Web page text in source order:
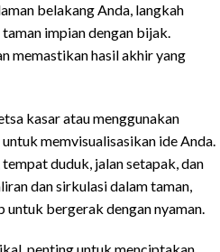
belakang Anda, langkah
impian dengan bijak.
memastikan hasil akhir yang
kasar atau menggunakan
memvisualisasikan ide Anda.
duduk, jalan setapak, dan
dan sirkulasi dalam taman,
untuk bergerak dengan nyaman.